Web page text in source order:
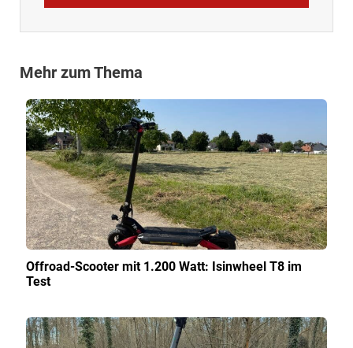
Mehr zum Thema
Offroad-Scooter mit 1.200 Watt: Isinwheel T8 im
Test